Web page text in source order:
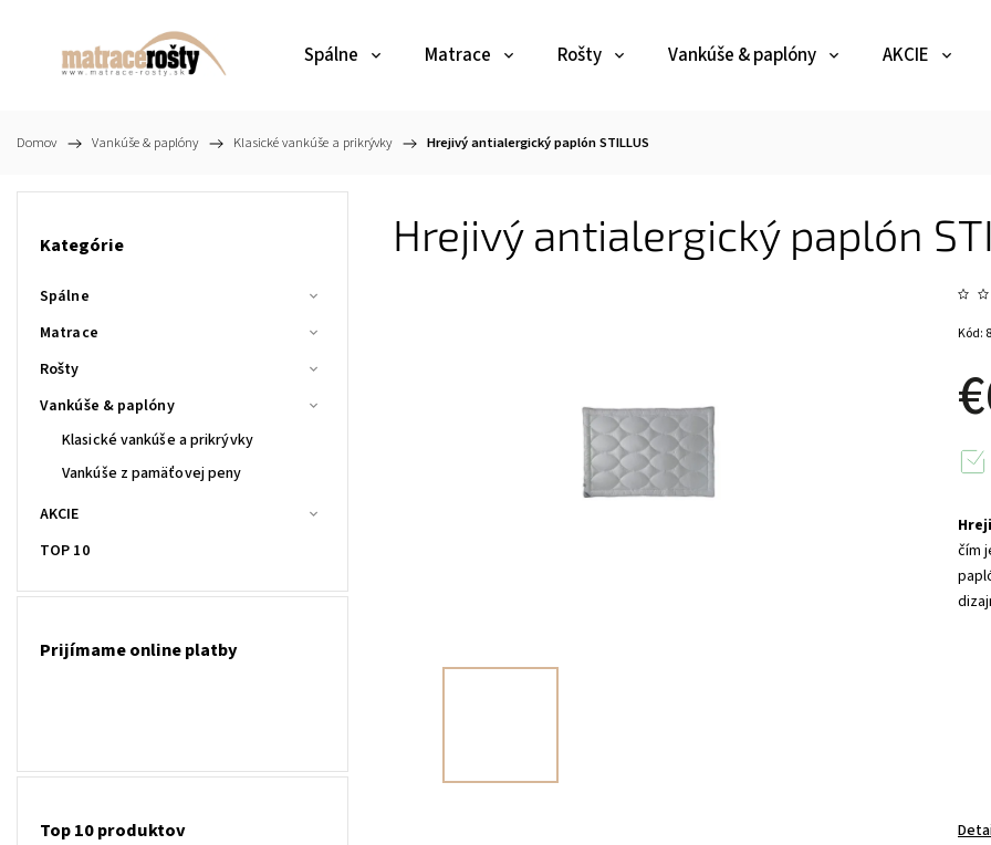
Spálne Matrace Rošty Vankúše & paplóny AKCIE
Domov / Vankúše & paplóny / Klasické vankúše a prikrývky / Hrejivý antialergický paplón STILLUS
Kategórie
Spálne
Matrace
Rošty
Vankúše & paplóny
Klasické vankúše a prikrývky
Vankúše z pamäťovej peny
AKCIE
TOP 10
Prijímame online platby
Top 10 produktov
Hrejivý antialergický paplón
Kód:
čím